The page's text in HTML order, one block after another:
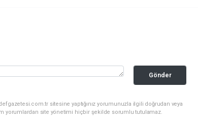
Gönder
sitesine yaptığınız yorumunuzla ilgili doğrudan veya
yorumlardan site yönetimi hiçbir şekilde sorumlu tutulamaz.